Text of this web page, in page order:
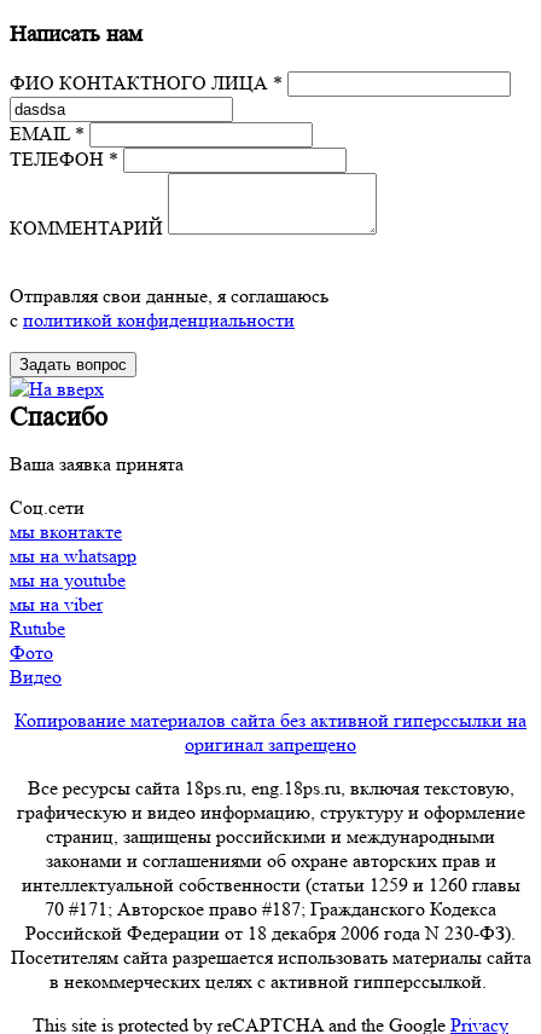
Написать нам
ФИО КОНТАКТНОГО ЛИЦА *
EMAIL *
ТЕЛЕФОН *
КОММЕНТАРИЙ
Отправляя свои данные, я соглашаюсь
с политикой конфиденциальности
Спасибо
Ваша заявка принята
Соц.сети
мы вконтакте
мы на whatsapp
мы на youtube
мы на viber
Rutube
Фото
Видео
Копирование материалов сайта без активной гиперссылки на
оригинал запрещено
Все ресурсы сайта 18ps.ru, eng.18ps.ru, включая текстовую,
графическую и видео информацию, структуру и оформление
страниц, защищены российскими и международными
законами и соглашениями об охране авторских прав и
интеллектуальной собственности (статьи 1259 и 1260 главы
70 #171; Авторское право #187; Гражданского Кодекса
Российской Федерации от 18 декабря 2006 года N 230-ФЗ).
Посетителям сайта разрешается использовать материалы сайта
в некоммерческих целях с активной гипперссылкой.
This site is protected by reCAPTCHA and the Google Privacy